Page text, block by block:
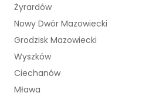
Żyrardów
Nowy Dwór Mazowiecki
Grodzisk Mazowiecki
Wyszków
Ciechanów
Mława